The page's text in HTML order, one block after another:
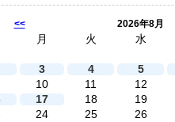
<< 2026年8月
月 火 水
3 4 5
10 11 12
17 18 19
24 25 26